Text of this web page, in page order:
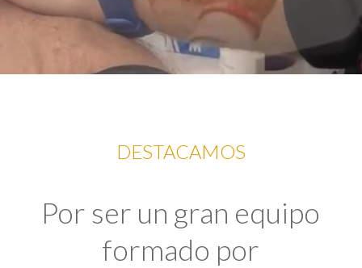
DESTACAMOS
Por ser un gran equipo
formado por